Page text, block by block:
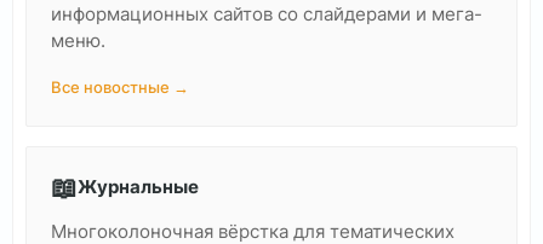
информационных сайтов со слайдерами и мега-
меню.
Все новостные →
📖Журнальные
Многоколоночная вёрстка для тематических